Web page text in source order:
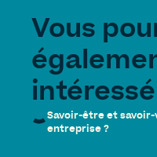
Vous
Savoir-être et
entreprise ?